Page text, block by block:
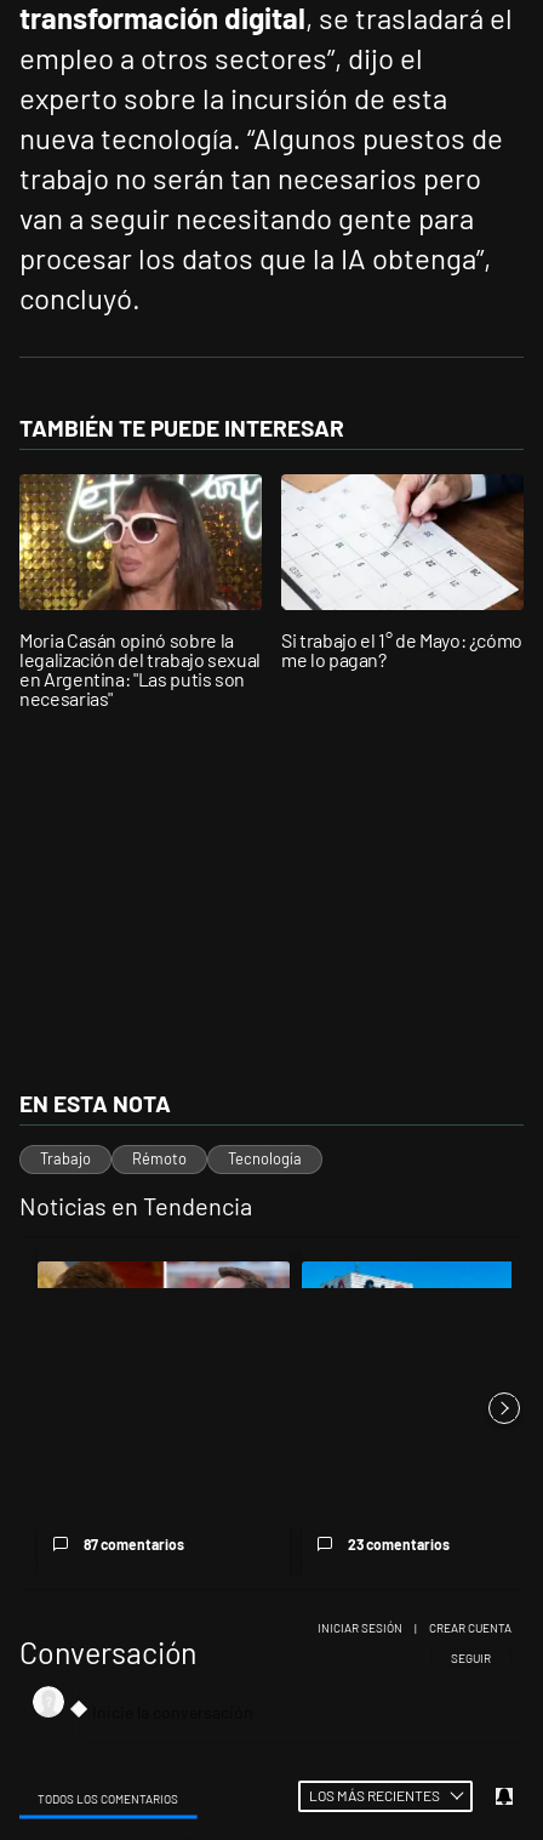
transformación digital, se trasladará el
empleo a otros sectores”, dijo el
experto sobre la incursión de esta
nueva tecnología. “Algunos puestos de
trabajo no serán tan necesarios pero
van a seguir necesitando gente para
procesar los datos que la IA obtenga”,
concluyó.
TAMBIÉN TE PUEDE INTERESAR
Moria Casán opinó sobre la
legalización del trabajo sexual
en Argentina: "Las putis son
necesarias"
Si trabajo el 1° de Mayo: ¿cómo
me lo pagan?
EN ESTA NOTA
Trabajo Rémoto Tecnología
Noticias en Tendencia
Un artículo de tendencia con el título "Milei despidió a Jorge Messi
87 comentarios
Un artículo de tendencia con el
23 comentarios
Conversación SIGA ESTA
SEGUIR
INICIAR SESIÓN | CREAR CUENTA
TODOS LOS COMENTARIOS LOS MÁS RECIENTES